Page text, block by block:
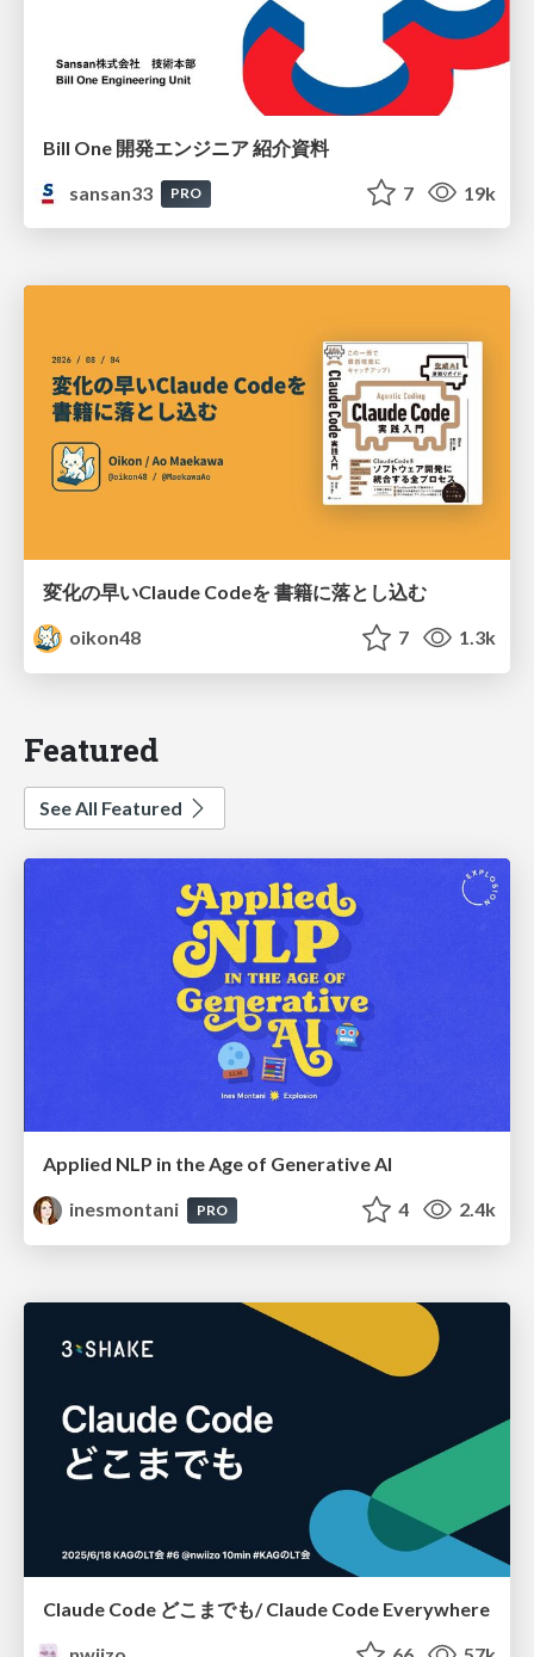
Bill One 開発エンジニア 紹介資料
sansan33
PRO 7 19k
変化の早いClaude Codeを 書籍に落とし込む
oikon48
7 1.3k
Featured
See All Featured
Applied NLP in the Age of Generative AI
inesmontani
PRO 4 2.4k
Claude Code どこまでも/ Claude Code Everywhere